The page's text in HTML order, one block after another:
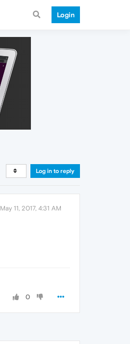
Login
Log in to reply
May 11, 2017, 4:31 AM
0